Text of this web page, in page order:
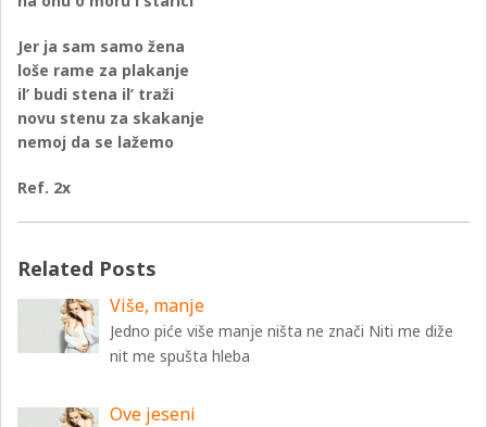
Jer ja sam samo žena
loše rame za plakanje
il’ budi stena il’ traži
novu stenu za skakanje
nemoj da se lažemo
Ref. 2x
Related Posts
Više, manje
Jedno piće više manje ništa ne znači Niti me diže
nit me spušta hleba
Ove jeseni